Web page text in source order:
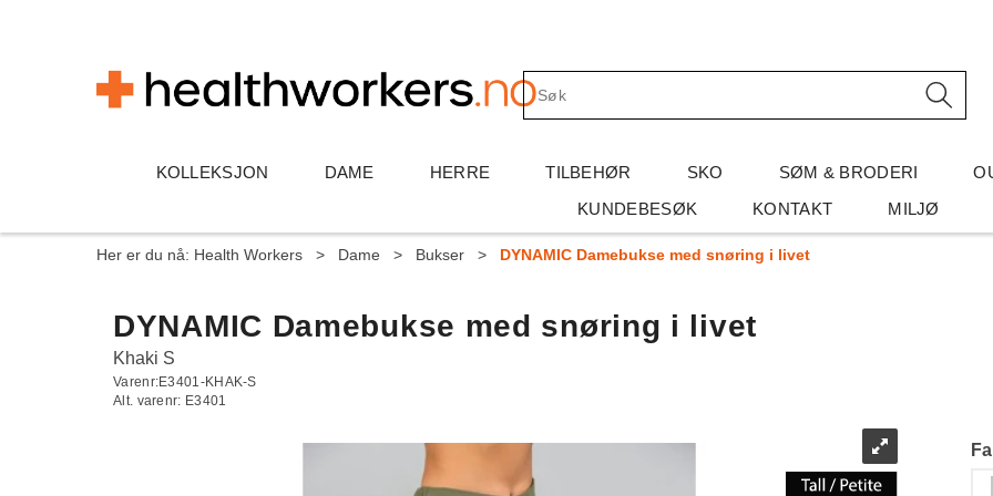
KOLLEKSJON DAME HERRE TILBEHØR SKO SØM & BRODERI
KUNDEBESØK
KONTAKT MILJØ
Her er du nå: Health Workers > Dame > Bukser > DYNAMIC Damebukse med snøring i livet
DYNAMIC Damebukse med snøring i livet
Khaki S
Varenr:E3401-KHAK-S
Alt. varenr: E3401